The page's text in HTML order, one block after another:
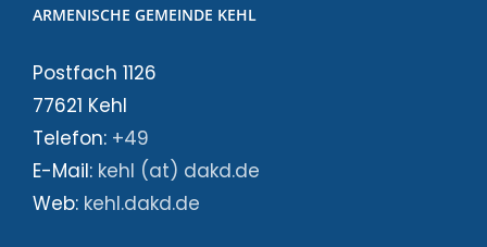
ARMENISCHE GEMEINDE KEHL
Postfach 1126
77621 Kehl
Telefon: +49
E-Mail: kehl (at) dakd.de
Web: kehl.dakd.de